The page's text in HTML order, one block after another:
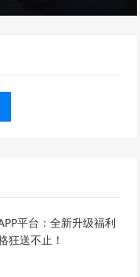
平台：全新升级福利
狂送不止！